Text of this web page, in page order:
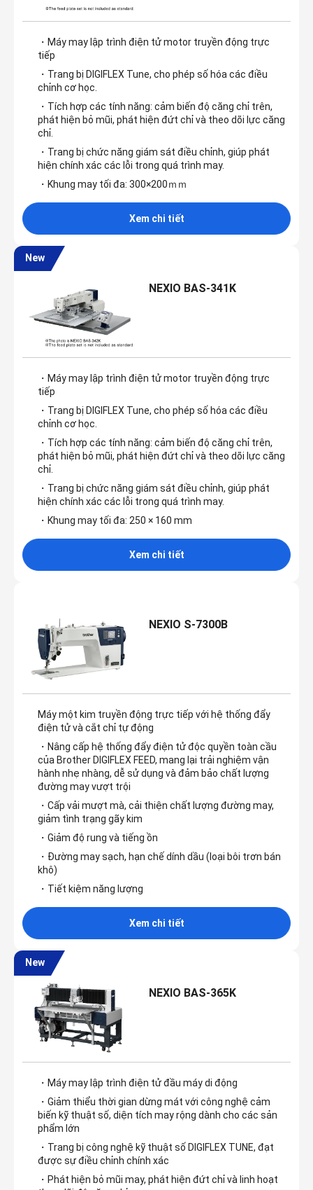
・Máy may lập trình điện tử motor truyền động trực
tiếp
・Trang bị DIGIFLEX Tune, cho phép số hóa các điều
chỉnh cơ học.
・Tích hợp các tính năng: cảm biến độ căng chỉ trên,
phát hiện bỏ mũi, phát hiện đứt chỉ và theo dõi lực căng
chỉ.
・Trang bị chức năng giám sát điều chỉnh, giúp phát
hiện chính xác các lỗi trong quá trình may.
・Khung may tối đa: 300×200ｍｍ
Xem chi tiết
New
NEXIO BAS-341K
・Máy may lập trình điện tử motor truyền động trực
tiếp
・Trang bị DIGIFLEX Tune, cho phép số hóa các điều
chỉnh cơ học.
・Tích hợp các tính năng: cảm biến độ căng chỉ trên,
phát hiện bỏ mũi, phát hiện đứt chỉ và theo dõi lực căng
chỉ.
・Trang bị chức năng giám sát điều chỉnh, giúp phát
hiện chính xác các lỗi trong quá trình may.
・Khung may tối đa: 250 × 160 mm
Xem chi tiết
NEXIO S-7300B
Máy một kim truyền động trực tiếp với hệ thống đẩy
điện tử và cắt chỉ tự động
・Nâng cấp hệ thống đẩy điện tử độc quyền toàn cầu
của Brother DIGIFLEX FEED, mang lại trải nghiệm vận
hành nhẹ nhàng, dễ sử dụng và đảm bảo chất lượng
đường may vượt trội
・Cấp vải mượt mà, cải thiện chất lượng đường may,
giảm tình trạng gãy kim
・Giảm độ rung và tiếng ồn
・Đường may sạch, hạn chế dính dầu (loại bôi trơn bán
khô)
・Tiết kiệm năng lượng
Xem chi tiết
New
NEXIO BAS-365K
・Máy may lập trình điện tử đầu máy di động
・Giảm thiểu thời gian dừng mát với công nghệ cảm
biến kỹ thuật số, diện tích may rộng dành cho các sản
phẩm lớn
・Trang bị công nghệ kỹ thuật số DIGIFLEX TUNE, đạt
được sự điều chỉnh chính xác
・Phát hiện bỏ mũi may, phát hiện đứt chỉ và linh hoạt